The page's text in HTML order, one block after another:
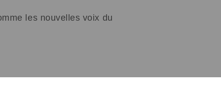
les nouvelles voix du